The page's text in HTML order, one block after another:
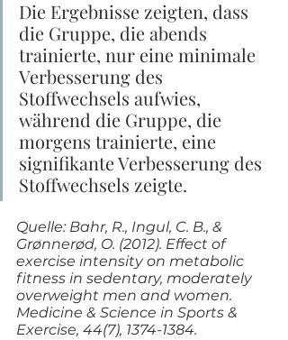
Die Ergebnisse zeigten, dass
die Gruppe, die abends
trainierte, nur eine minimale
Verbesserung des
Stoffwechsels aufwies,
während die Gruppe, die
morgens trainierte, eine
signifikante Verbesserung des
Stoffwechsels zeigte.
Quelle: Bahr, R., Ingul, C. B., &
Grønnerød, O. (2012). Effect of
exercise intensity on metabolic
fitness in sedentary, moderately
overweight men and women.
Medicine & Science in Sports &
Exercise, 44(7), 1374-1384.